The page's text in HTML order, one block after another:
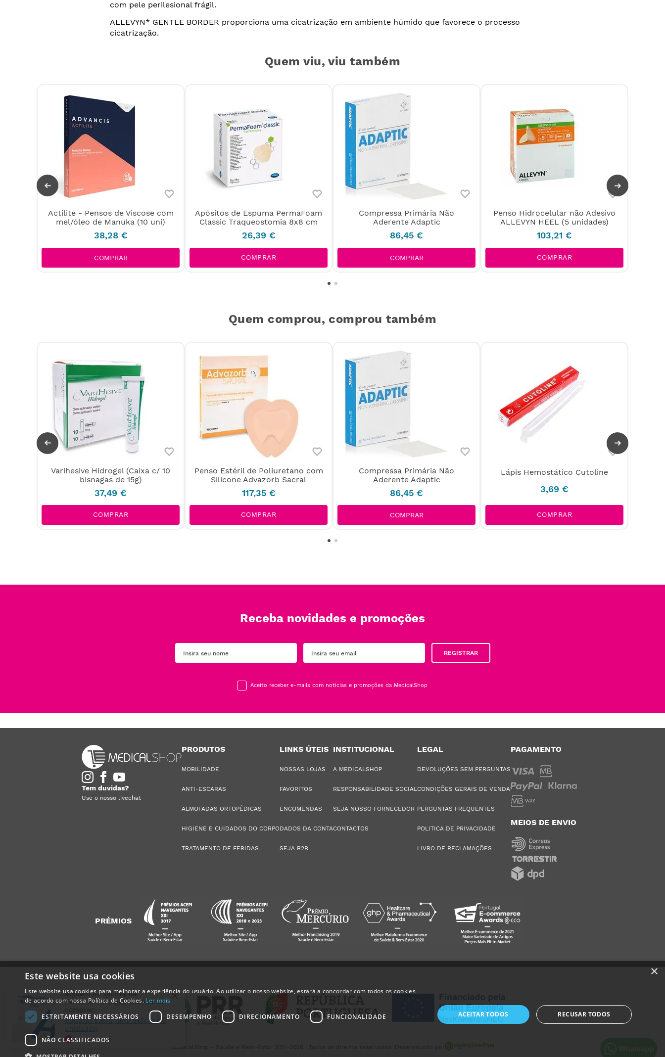
com pele perilesional frágil.
ALLEVYN* GENTLE BORDER proporciona uma cicatrização em ambiente húmido que favorece o processo
cicatrização.
Quem viu, viu também
Actilite - Pensos de Viscose com
mel/óleo de Manuka (10 uni)
38,28 €
COMPRAR
Apósitos de Espuma PermaFoam
Classic Traqueostomia 8x8 cm
26,39 €
COMPRAR
Compressa Primária Não
Aderente Adaptic
86,45 €
COMPRAR
Penso Hidrocelular não Adesivo
ALLEVYN HEEL (5 unidades)
103,21 €
COMPRAR
Quem comprou, comprou também
Varihesive Hidrogel (Caixa c/ 10
bisnagas de 15g)
37,49 €
COMPRAR
Penso Estéril de Poliuretano com
Silicone Advazorb Sacral
117,35 €
COMPRAR
Compressa Primária Não
Aderente Adaptic
86,45 €
COMPRAR
Lápis Hemostático Cutoline
3,69 €
COMPRAR
Receba novidades e promoções
REGISTRAR
Aceito receber e-mails com notícias e promoções da MedicalShop
Tem duvidas?
Use o nosso livechat
PRODUTOS
MOBILIDADE
ANTI-ESCARAS
ALMOFADAS ORTOPÉDICAS
HIGIENE E CUIDADOS DO CORPO
TRATAMENTO DE FERIDAS
LINKS ÚTEIS
NOSSAS LOJAS
FAVORITOS
ENCOMENDAS
DADOS DA CONTA
SEJA B2B
INSTITUCIONAL
A MEDICALSHOP
RESPONSABILIDADE SOCIAL
SEJA NOSSO FORNECEDOR
CONTACTOS
LEGAL
DEVOLUÇÕES SEM PERGUNTAS
CONDIÇÕES GERAIS DE VENDA
PERGUNTAS FREQUENTES
POLITICA DE PRIVACIDADE
LIVRO DE RECLAMAÇÕES
PAGAMENTO
MEIOS DE ENVIO
PRÉMIOS
×
Este website usa cookies
Este website usa cookies para melhorar a experiência do usuário. Ao utilizar o nosso website, estará a concordar com todos os cookies
de acordo com nossa Política de Cookies. Ler mais
ESTRITAMENTE NECESSÁRIOS
DESEMPENHO DIRECIONAMENTO FUNCIONALIDADE
NÃO CLASSIFICADOS
ACEITAR TODOS RECUSAR TODOS
Alguém deQuinta da
Ferreira,Portugal, acabou de
Aquacel Extra tam: 5x5cm (10
unidades)
5 horas atrás